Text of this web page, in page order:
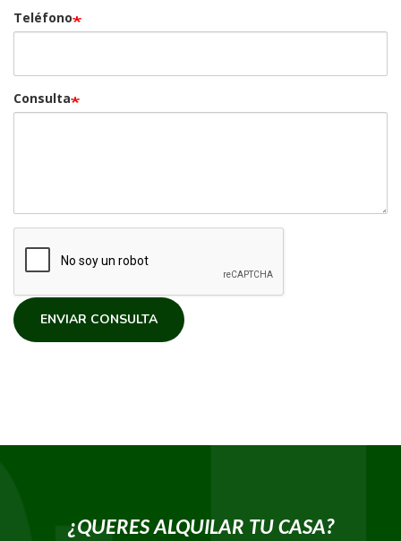
Teléfono
Consulta
ENVIAR CONSULTA
¿QUERES ALQUILAR TU CASA?